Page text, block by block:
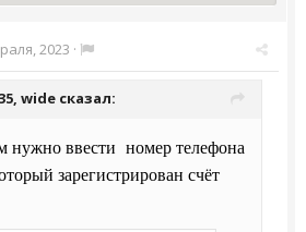
2023 ·
wide сказал:
ввести номер телефона
зарегистрирован счёт